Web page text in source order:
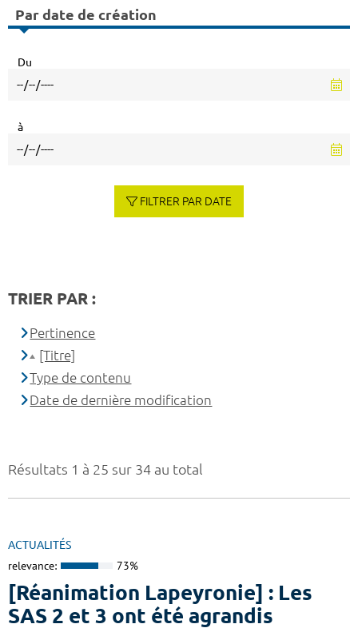
Résultats 1 à 25 sur 34 au total
ACTUALITÉS
relevance: 73%
[Réanimation Lapeyronie] : Les
SAS 2 et 3 ont été agrandis
Par date de création
Du
à
FILTRER PAR DATE
TRIER PAR :
Pertinence
[Titre]
Type de contenu
Date de dernière modification